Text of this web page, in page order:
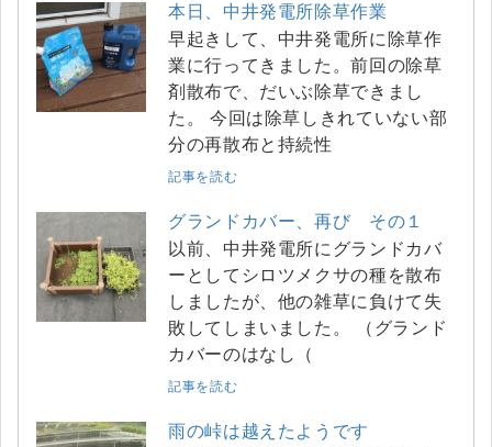
本日、中井発電所除草作業
早起きして、中井発電所に除草作
業に行ってきました。前回の除草
剤散布で、だいぶ除草できまし
た。 今回は除草しきれていない部
分の再散布と持続性
記事を読む
グランドカバー、再び その１
以前、中井発電所にグランドカバ
ーとしてシロツメクサの種を散布
しましたが、他の雑草に負けて失
敗してしまいました。 （グランド
カバーのはなし（
記事を読む
雨の峠は越えたようです